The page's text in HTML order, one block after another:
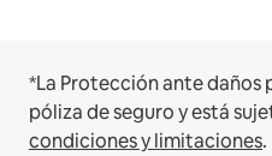
*La Protección ante daños
póliza de seguro y está
condiciones y limitaciones.